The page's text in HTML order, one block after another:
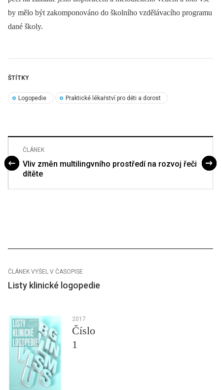
by mělo být zakomponováno do školního vzdělávacího programu
dané školy.
ŠTÍTKY
Logopedie Praktické lékařství pro děti a dorost
ČLÁNEK
Vliv změn multilingvního prostředí na rozvoj řeči
dítěte
ČLÁNEK VYŠEL V ČASOPISE
Listy klinické logopedie
2017
Číslo
1